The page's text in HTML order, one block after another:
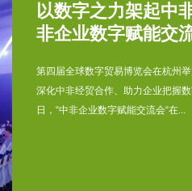
以数字之力架起中
非企业数字赋能交
第四届全球数字贸易博览会在杭州
深化中非经贸合作、助力企业把握
日，“中非企业数字赋能交流会“在...